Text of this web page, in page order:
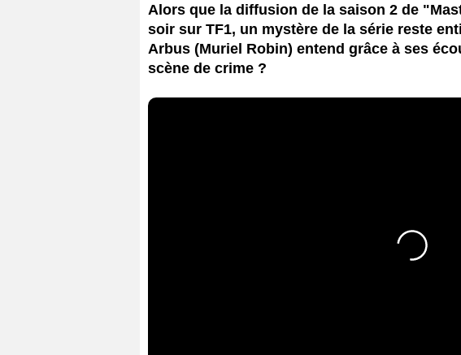
Alors que la diffusion de la saison 2 de
soir sur TF1, un mystère de la série reste
Arbus (Muriel Robin) entend grâce à ses
scène de crime ?